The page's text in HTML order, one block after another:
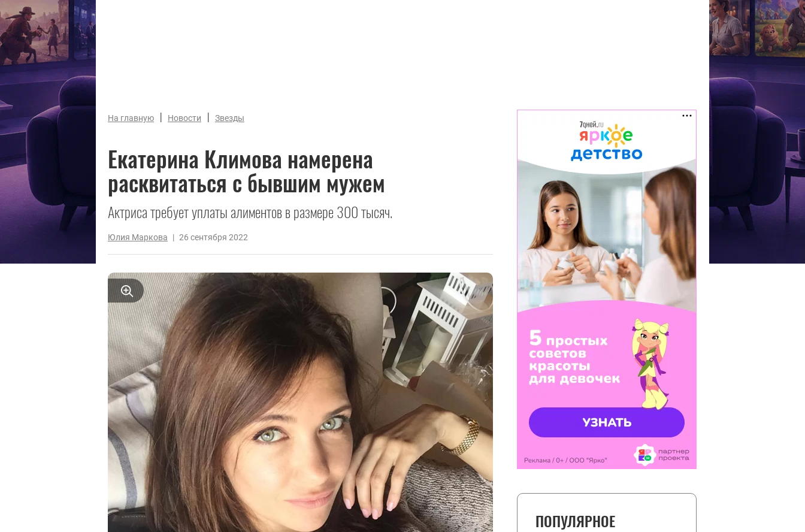
На главную | Новости | Звезды
Екатерина Климова намерена
расквитаться с бывшим мужем
Актриса требует уплаты алиментов в размере 300 тысяч.
Юлия Маркова | 26 сентября 2022
ПОПУЛЯРНОЕ